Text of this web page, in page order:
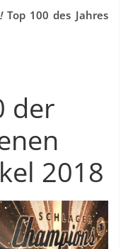
Top 100 des Jahres
der
2018